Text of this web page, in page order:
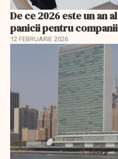
De ce 2026 este un an
panicii pentru
12 FEBRUARIE 2026